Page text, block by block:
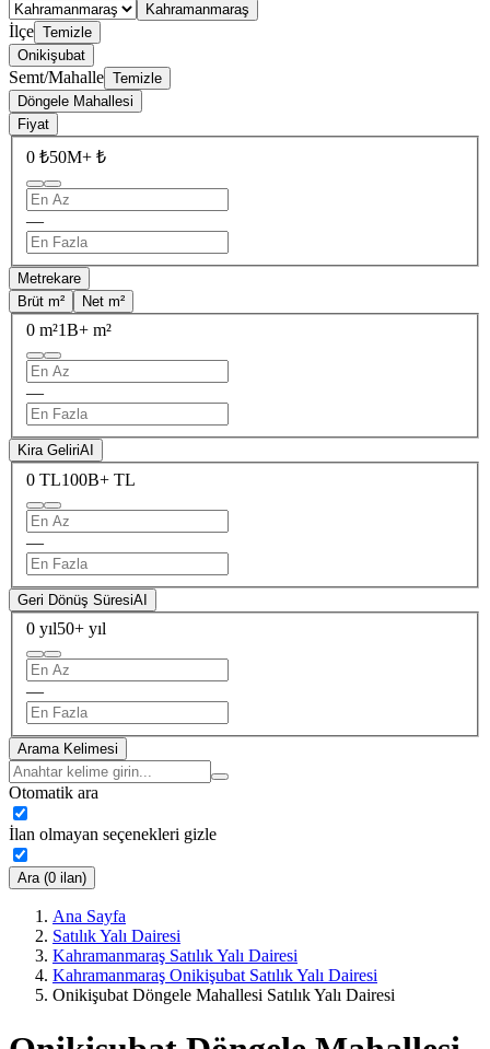
Kahramanmaraş
İlçe Temizle
Onikişubat
Semt/Mahalle Temizle
Döngele Mahallesi
Fiyat
0 ₺50M+ ₺
—
Metrekare
Brüt m²
Net m²
0 m²1B+ m²
—
Kira GeliriAI
0 TL100B+ TL
—
Geri Dönüş SüresiAI
0 yıl50+ yıl
—
Arama Kelimesi
Otomatik ara
İlan olmayan seçenekleri gizle
Ara (0 ilan)
Ana Sayfa
Satılık Yalı Dairesi
Kahramanmaraş Satılık Yalı Dairesi
Kahramanmaraş Onikişubat Satılık Yalı Dairesi
Onikişubat Döngele Mahallesi Satılık Yalı Dairesi